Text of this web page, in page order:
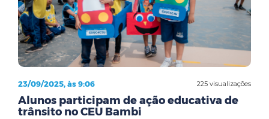
225 visualizações
23/09/2025, às 9:06
Alunos participam de ação educativa de
trânsito no CEU Bambi